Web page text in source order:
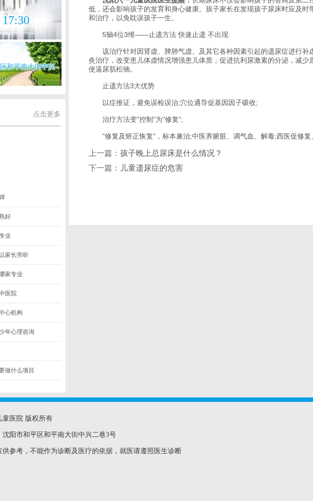
和平南大街中兴
点击更多
好
业
家长旁听
家专业
医院
心机构
年心理咨询
做什么项目
低，还会影响孩子的发育和身心健康。孩子家长在发现孩子尿床时应及时
和治疗，以免耽误孩子一生。
5轴4位3维——止遗方法 快速止遗 不出现
该治疗针对因肾虚、脾肺气虚、及其它各种因素引起的遗尿症进行补
灸治疗，改变患儿体虚情况增强患儿体质，促进抗利尿激素的分泌，减少
使逼尿肌松驰。
止遗方法3大优势
以症推证，避免误检误治;穴位通导促基因因子吸收;
治疗方法变"控制"为"修复";
"修复及矫正恢复"，标本兼治;中医养腑脏、调气血、解毒;西医促修复
上一篇： 孩子晚上总尿床是什么情况？
下一篇：
儿童遗尿症的危害
童医院 版权所有
沈阳市和平区和平南大街中兴二巷3号
供参考，不能作为诊断及医疗的依据，就医请遵照医生诊断